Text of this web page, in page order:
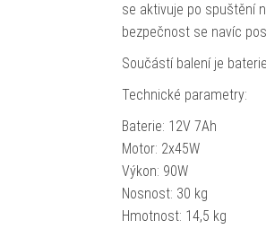
se aktivuje po spuštění
bezpečnost se navíc
Součástí balení je
Technické parametry:
Baterie: 12V 7Ah
Motor: 2x45W
Výkon: 90W
Nosnost: 30 kg
Hmotnost: 14,5 kg